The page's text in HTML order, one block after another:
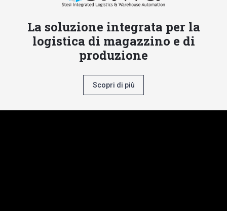
La soluzione integrata per la
logistica di magazzino e di
produzione
Scopri di più